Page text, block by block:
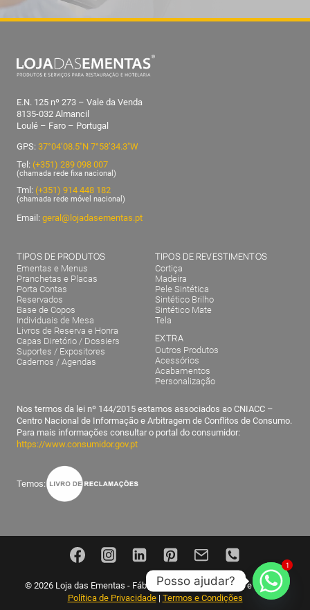
E.N. 125 nº 273 – Vale da Venda
8135-032 Almancil
Loulé – Faro – Portugal
GPS: 37°04’08.5″N 7°58’34.3″W
Tel: (+351) 289 098 007
(chamada rede fixa nacional)
Tml: (+351) 914 448 182
(chamada rede móvel nacional)
Email: geral@lojadasementas.pt
TIPOS DE PRODUTOS
Ementas e Menus
Pranchetas e Placas
Porta Contas
Reservados
Base de Copos
Individuais de Mesa
Livros de Reserva e Honra
Capas Diretório / Dossiers
Suportes / Expositores
Cadernos / Agendas
TIPOS DE REVESTIMENTOS
Cortiça
Madeira
Pele Sintética
Sintético Brilho
Sintético Mate
Tela
EXTRA
Outros Produtos
Acessórios
Acabamentos
Personalização
Nos termos da lei nº 144/2015 estamos associados ao CNIACC –
Centro Nacional de Informação e Arbitragem de Conflitos de Consumo.
Para mais informações consultar o portal do consumidor:
https://www.consumidor.gov.pt
Temos:
© 2026 Loja das Ementas - Fábrica nacional de ementas e menus |
Política de Privacidade| Termos e Condições
1
Posso ajudar?